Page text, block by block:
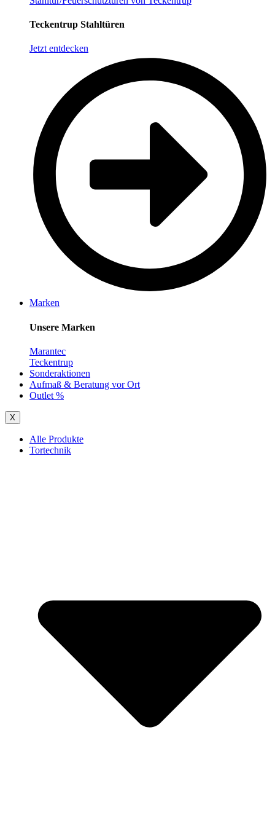
Teckentrup Stahltüren
Jetzt entdecken
Marken
Unsere Marken
Marantec
Teckentrup
Sonderaktionen
Aufmaß & Beratung vor Ort
Outlet %
X
Alle Produkte
Tortechnik